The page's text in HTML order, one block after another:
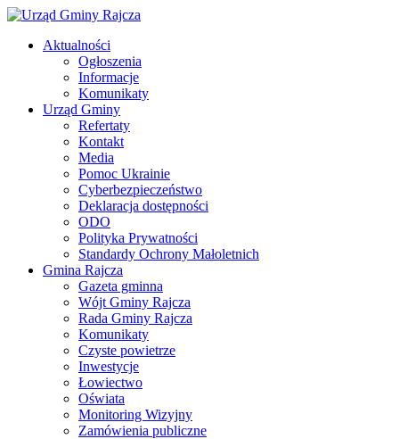
Aktualności
Ogłoszenia
Informacje
Komunikaty
Urząd Gminy
Refertaty
Kontakt
Media
Pomoc Ukrainie
Cyberbezpieczeństwo
Deklaracja dostępności
ODO
Polityka Prywatności
Standardy Ochrony Małoletnich
Gmina Rajcza
Gazeta gminna
Wójt Gminy Rajcza
Rada Gminy Rajcza
Komunikaty
Czyste powietrze
Inwestycje
Łowiectwo
Oświata
Monitoring Wizyjny
Zamówienia publiczne